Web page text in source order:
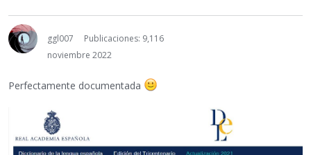
ggl007
Publicaciones: 9,116
noviembre 2022
Perfectamente documentada